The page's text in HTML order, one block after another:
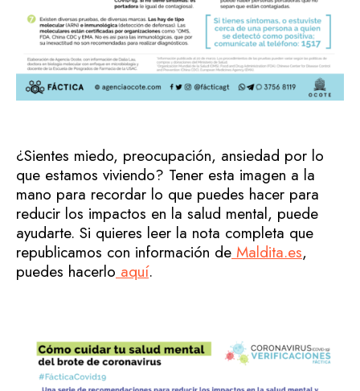
¿Sientes miedo, preocupación, ansiedad por lo
que estamos viviendo? Tener esta imagen a la
mano para recordar lo que puedes hacer para
reducir los impactos en la salud mental, puede
ayudarte. Si quieres leer la nota completa que
republicamos con información de Maldita.es,
puedes hacerlo aquí.